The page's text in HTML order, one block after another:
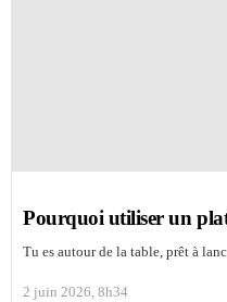
Pourquoi utiliser un
Tu es autour de la table, prêt à
2 juin 2026, 8h34